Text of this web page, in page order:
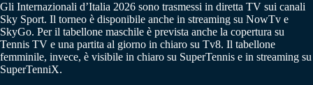
Gli Internazionali d’Italia 2026 sono trasmessi in diretta TV sui canali
Sky Sport. Il torneo è disponibile anche in streaming su NowTv e
SkyGo. Per il tabellone maschile è prevista anche la copertura su
Tennis TV e una partita al giorno in chiaro su Tv8. Il tabellone
femminile, invece, è visibile in chiaro su SuperTennis e in streaming su
SuperTenniX.